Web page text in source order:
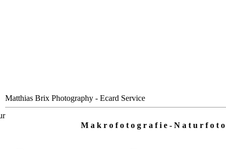
Matthias Brix Photography - Ecard Service
M a k r o f o t o g r a f i e - N a t u r f o t